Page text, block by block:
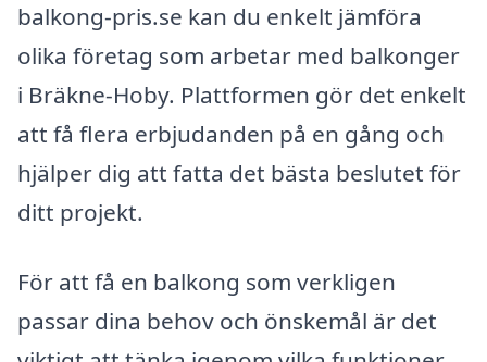
balkong-pris.se kan du enkelt jämföra
olika företag som arbetar med balkonger
i Bräkne-Hoby. Plattformen gör det enkelt
att få flera erbjudanden på en gång och
hjälper dig att fatta det bästa beslutet för
ditt projekt.
För att få en balkong som verkligen
passar dina behov och önskemål är det